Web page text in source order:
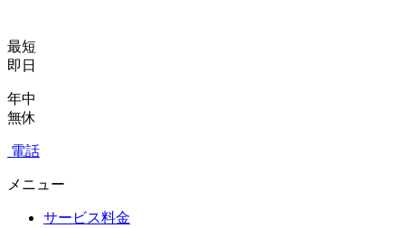
最短
即日
年中
無休
電話
メニュー
サービス料金